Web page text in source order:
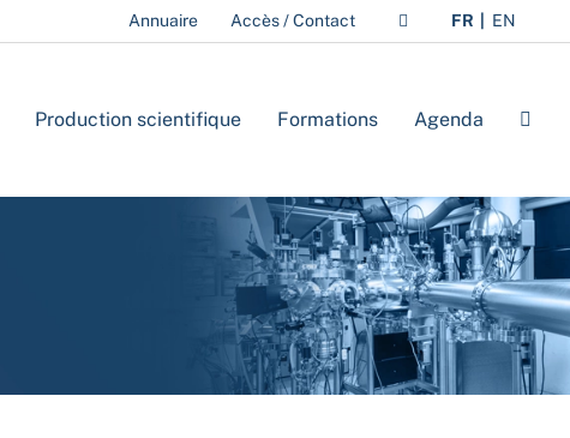
Annuaire Accès / Contact FR EN
Production scientifique Formations Agenda